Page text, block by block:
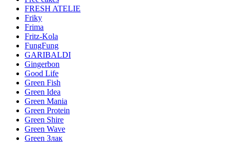
FRESH ATELIE
Friky
Frima
Fritz-Kola
FungFung
GARIBALDI
Gingerbon
Good Life
Green Fish
Green Idea
Green Mania
Green Protein
Green Shire
Green Wave
Green Злак